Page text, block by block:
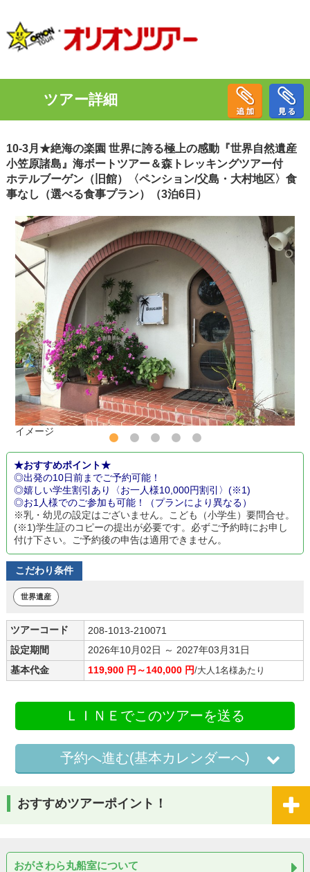
ツアー詳細
10-3月★絶海の楽園 世界に誇る極上の感動『世界自然遺産
小笠原諸島』海ボートツアー＆森トレッキングツアー付
ホテルブーゲン（旧館）〈ペンション/父島・大村地区〉食
事なし（選べる食事プラン）（3泊6日）
イメージ
★おすすめポイント★
◎出発の10日前までご予約可能！
◎嬉しい学生割引あり〈お一人様10,000円割引〉(※1)
◎お1人様でのご参加も可能！（プランにより異なる）
※乳・幼児の設定はございません。こども（小学生）要問合せ。
(※1)学生証のコピーの提出が必要です。必ずご予約時にお申し
付け下さい。ご予約後の申告は適用できません。
こだわり条件
世界遺産
ツアーコード
208-1013-210071
設定期間
2026年10月02日 ～ 2027年03月31日
基本代金
119,900 円～140,000 円/大人1名様あたり
ＬＩＮＥでこのツアーを送る
予約へ進む(基本カレンダーへ)
おすすめツアーポイント！
おがさわら丸船室について